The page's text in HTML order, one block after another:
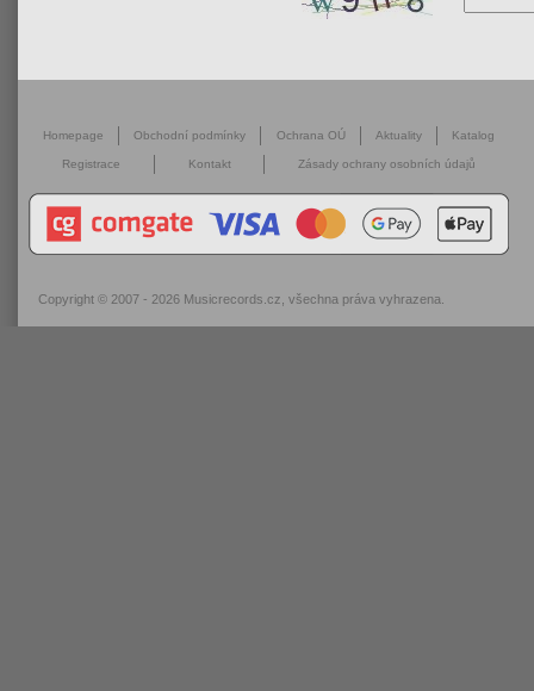
Homepage Obchodní podmínky Ochrana OÚ Aktuality Katalog
Registrace Kontakt Zásady ochrany osobních údajů
Copyright © 2007 - 2026 Musicrecords.cz , všechna práva vyhrazena.